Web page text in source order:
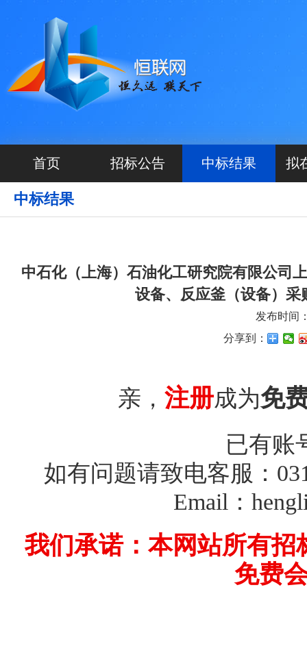
首页 招标公告 中标结果 拟
中标结果
中石化（上海）石油化工研究院有限公司
设备、反应釜（设备）
发布时间
分享到：
亲， 注册成为免
已有账
如有问题请致电客服：
Email：
我们承诺：本网站所有
免费